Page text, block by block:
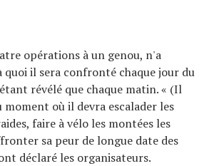
opérations à un genou, n'a
quoi il sera confronté chaque jour du
révélé que chaque matin. « (Il
moment où il devra escalader les
faire à vélo les montées les
sa peur de longue date des
déclaré les organisateurs.